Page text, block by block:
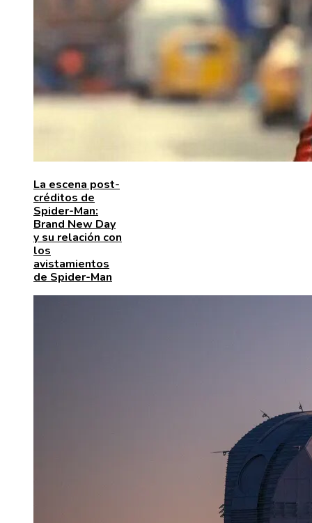
La escena post-
créditos de
Spider-Man:
Brand New Day
y su relación con
los
avistamientos
de Spider-Man